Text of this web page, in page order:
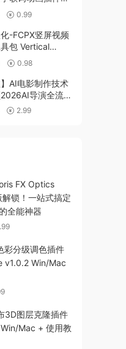
Text
0.99
-FCPX竖屏视频
包 Vertical
Tools0.98
】AI电影制作技术
导演全流程
影+ai漫剧+ai运
2.99
FX Optics
锁！一站式搞定
全能神器
彩分级调色插件
v1.0.2 Win/Mac
3D图层克隆插件
Mac + 使用教